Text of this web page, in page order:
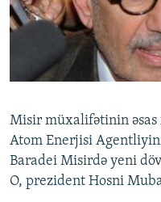
İNFOQRAFIKA
KARIKATURA
AZƏRBAYCAN ƏDƏBIYYATI
İSLAM VƏ DEMOKRATIYA
İZ - MƏDƏNIYYƏT PROQRAMI
MISSIYAMIZ
PEŞƏ ETIKASI VƏ
MATERIALLARIMIZDAN
XƏBƏR BÜLLETENLƏRIMIZ
BIZI IZLƏ
Misir müxalifətinin
Atom Enerjisi
Baradei Misirdə yeni
O, prezident Hosni